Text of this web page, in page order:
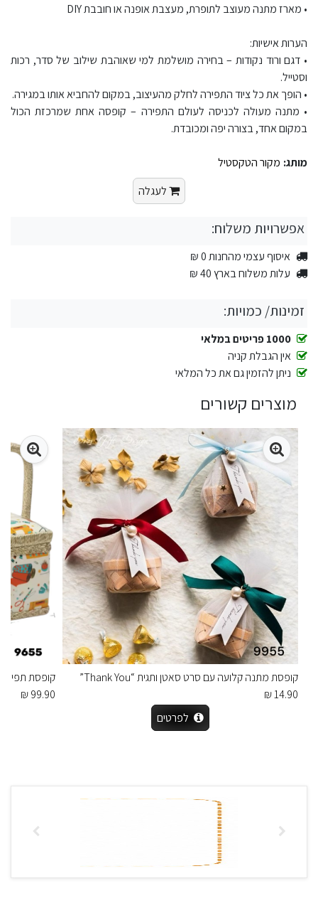
• מארז מתנה מעוצב לתופרת, מעצבת אופנה או חובבת DIY
הערות אישיות:
• דגם ורוד נקודות – בחירה מושלמת למי שאוהבת שילוב של סדר, רכות
וסטייל.
• הופך את כל ציוד התפירה לחלק מהעיצוב, במקום להחביא אותו במגירה.
• מתנה מעולה לכניסה לעולם התפירה – קופסה אחת שמרכזת הכול
במקום אחד, בצורה יפה ומכובדת.
מותג: מקור הטקסטיל
לעגלה
אפשרויות משלוח:
איסוף עצמי מהחנות 0 ₪
עלות משלוח בארץ 40 ₪
זמינות/ כמויות:
1000 פריטים במלאי
אין הגבלת קניה
ניתן להזמין גם את כל המלאי
מוצרים קשורים
קופסת מתנה קלועה עם סרט סאטן ותגית “Thank You”
14.90 ₪
לפרטים
קופסת תפירה
99.90 ₪